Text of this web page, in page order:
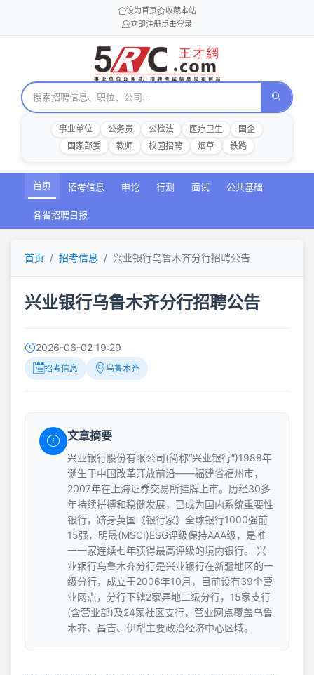
设为首页
收藏本站
立即注册点击登录
事业单位 公务员 公检法 医疗卫生
国企
国家部委
教师 校园招聘 烟草 铁路
首页 招考信息 申论 行测 面试 公共基础
各省招聘日报
首页 招考信息 兴业银行乌鲁木齐分行招聘公告
兴业银行乌鲁木齐分行招聘公告
2026-06-02 19:29
招考信息 乌鲁木齐
文章摘要
兴业银行股份有限公司(简称“兴业银行”)1988年
诞生于中国改革开放前沿——福建省福州市，
2007年在上海证券交易所挂牌上市。历经30多
年持续拼搏和稳健发展，已成为国内系统重要性
银行，跻身英国《银行家》全球银行1000强前
15强，明晟(MSCI)ESG评级保持AAA级，是唯
一一家连续七年获得最高评级的境内银行。 兴
业银行乌鲁木齐分行是兴业银行在新疆地区的一
级分行，成立于2006年10月，目前设有39个营
业网点，分行下辖2家异地二级分行，15家支行
(含营业部)及24家社区支行，营业网点覆盖乌鲁
木齐、昌吉、伊犁主要政治经济中心区域。